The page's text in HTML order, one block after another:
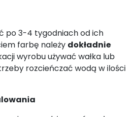
po 3-4 tygodniach od ich
farbę należy dokładnie
wyrobu używać wałka lub
rozcieńczać wodą w ilości